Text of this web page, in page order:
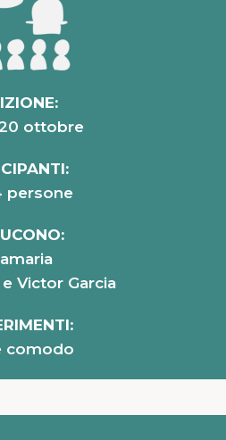
ottobre
persone
Victor Garcia
:
comodo